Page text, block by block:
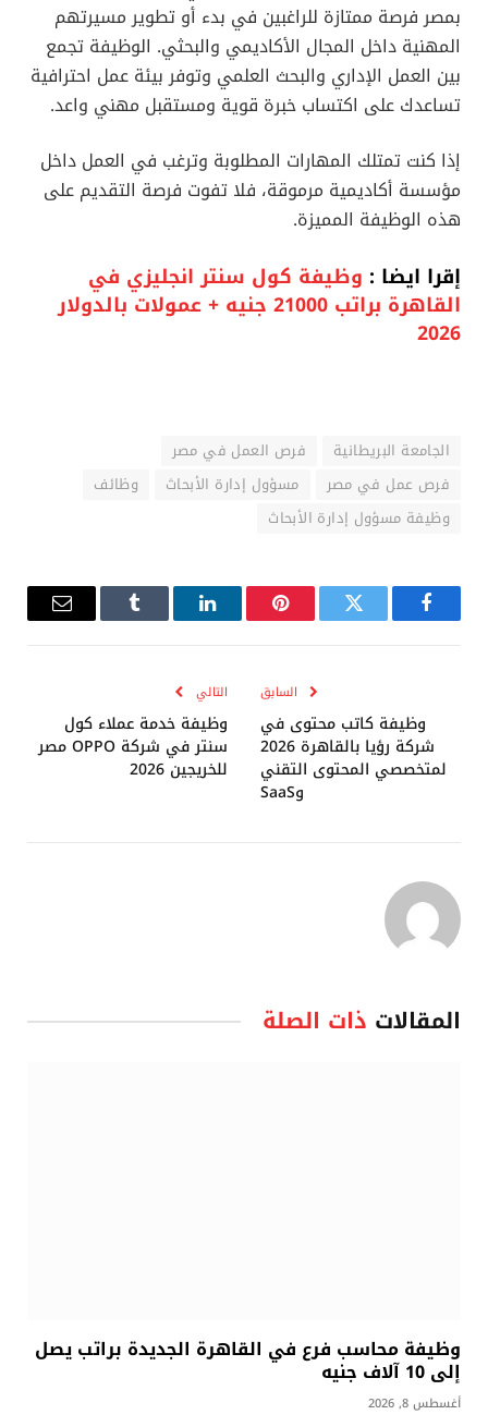
بمصر فرصة ممتازة للراغبين في بدء أو تطوير مسيرتهم
المهنية داخل المجال الأكاديمي والبحثي. الوظيفة تجمع
بين العمل الإداري والبحث العلمي وتوفر بيئة عمل احترافية
تساعدك على اكتساب خبرة قوية ومستقبل مهني واعد.
إذا كنت تمتلك المهارات المطلوبة وترغب في العمل داخل
مؤسسة أكاديمية مرموقة، فلا تفوت فرصة التقديم على
هذه الوظيفة المميزة.
إقرا ايضا : وظيفة كول سنتر انجليزي في
القاهرة براتب 21000 جنيه + عمولات بالدولار
2026
الجامعة البريطانية
فرص العمل في مصر
فرص عمل في مصر
مسؤول إدارة الأبحاث
وظائف
وظيفة مسؤول إدارة الأبحاث
فيسبوك تويتر بينتيريستلينكدإن Tumblr
البريد
السابق
وظيفة كاتب محتوى في
شركة رؤيا بالقاهرة 2026
لمتخصصي المحتوى التقني
وSaaS
التالي
وظيفة خدمة عملاء كول
سنتر في شركة OPPO مصر
للخريجين 2026
المقالات ذات الصلة
وظيفة محاسب فرع في القاهرة الجديدة براتب يصل
إلى 10 آلاف جنيه
أغسطس 8, 2026